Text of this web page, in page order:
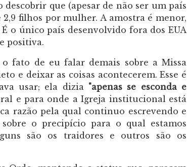
que (apesar de não ser um país
filhos por mulher. A amostra é menor,
o único país desenvolvido fora dos EUA
positiva.
fato de eu falar demais sobre a Missa
e deixar as coisas acontecerem. Esse é
usar; ela dizia "apenas se esconda e
e para onde a Igreja institucional está
razão pela qual continuo escrevendo e
o precipício para o qual estamos
são os traidores e outros são os